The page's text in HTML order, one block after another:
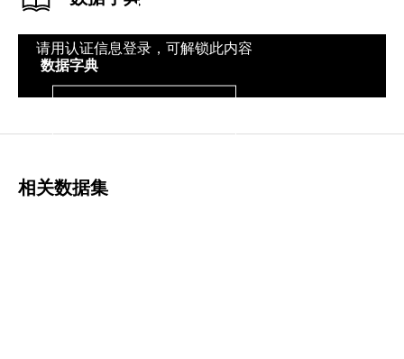
数据字典
请用认证信息登录，可解锁此内容
相关数据集